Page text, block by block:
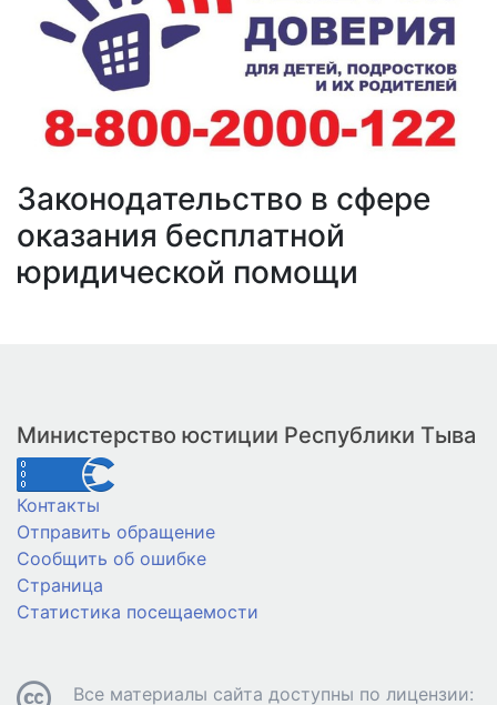
Законодательство в сфере
оказания бесплатной
юридической помощи
Министерство юстиции Республики Тыва
Контакты
Отправить обращение
Сообщить об ошибке
Страница
Статистика посещаемости
Все материалы сайта доступны по лицензии: